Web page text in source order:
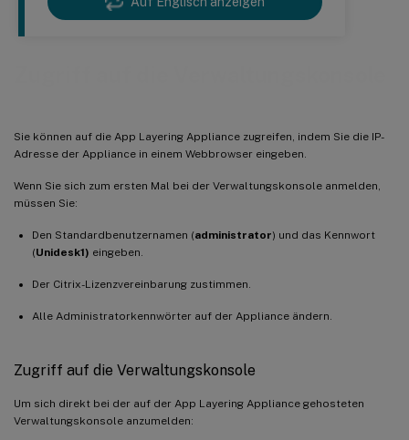
Sie können auf die App Layering Appliance zugreifen, indem Sie die IP-
Adresse der Appliance in einem Webbrowser eingeben.
Wenn Sie sich zum ersten Mal bei der Verwaltungskonsole anmelden,
müssen Sie:
Den Standardbenutzernamen (administrator) und das Kennwort
(Unidesk1) eingeben.
Der Citrix-Lizenzvereinbarung zustimmen.
Alle Administratorkennwörter auf der Appliance ändern.
Zugriff auf die Verwaltungskonsole
Um sich direkt bei der auf der App Layering Appliance gehosteten
Verwaltungskonsole anzumelden: